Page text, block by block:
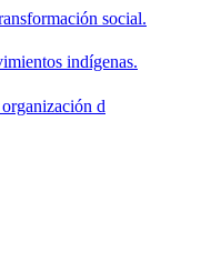
social.
indígenas.
d